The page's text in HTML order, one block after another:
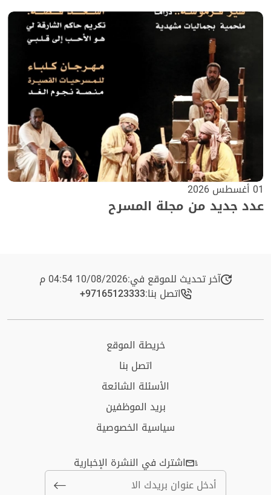
01 أغسطس 2026
عدد جديد من مجلة المسرح
آخر تحديث للموقع في:10/08/2026 04:54 م
اتصل بنا:+97165123333​
خريطة الموقع
اتصل بنا
الأسئلة الشائعة
بريد الموظفين
سياسية الخصوصية
اشترك في النشرة الإخبارية